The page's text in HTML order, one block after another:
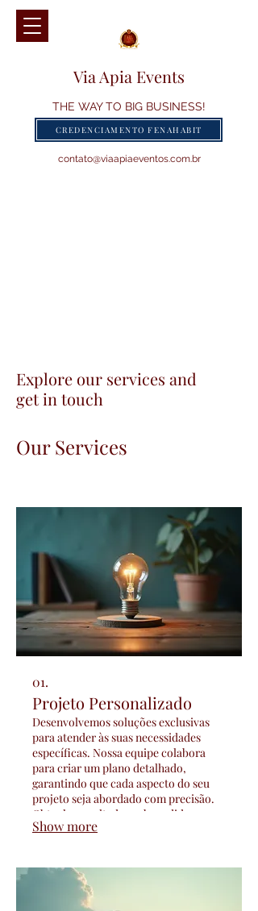
Via Apia Events
THE WAY TO BIG BUSINESS!
contato@viaapiaeventos.com.br
CREDENCIAMENTO FENAHABIT
Explore our services and
get in touch
Our Services
01.
Projeto Personalizado
Desenvolvemos soluções exclusivas
para atender às suas necessidades
específicas. Nossa equipe colabora
para criar um plano detalhado,
garantindo que cada aspecto do seu
projeto seja abordado com precisão.
Obtenha resultados sob medida que
superam suas expectativas.
Show more